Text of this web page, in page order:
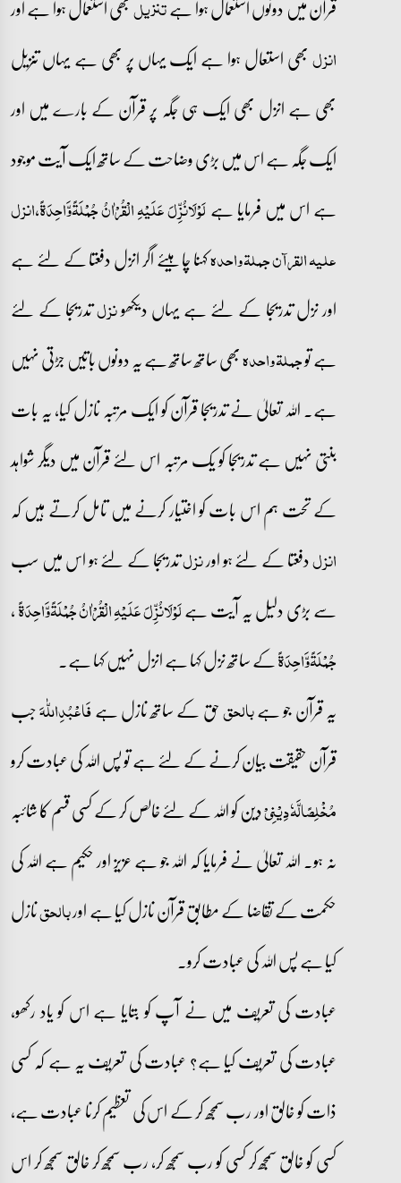
تنزیل
انزلبھی استعال ہوا ہے ایک یہاں پر بھی ہے یہاں تنزیل
بھی ہے انزل بھی ایک ہی جگہ پر قرآن کے بارے میں اور
ایک جگہ ہے اس میں بڑی وضاحت کے ساتھ ایک آیت موجود
ہے اس میں فرمایا ہےلَوْلَانُزِّلَ عَلَیْہِ الْقُرْاٰنُ جُمْلَۃًوَّاحِدَۃً،انزل
علیہ القرآن جملۃ واحدہکہنا چاہیئے اگر انزل دفعتا کے لئے ہے
اور نزل تدریجا کے لئے ہے یہاں دیکھونزلتدریجا کے لئے
ہے توجملۃ واحدہبھی ساتھ ساتھ ہے یہ دونوں باتیں جڑتی نہیں
ہے۔ اللہ تعالیٰ نے تدریجا قرآن کو ایک مرتبہ نازل کیا، یہ بات
بنتی نہیں ہے تدریجا کو یک مرتبہ اس لئے قرآن میں دیگر شواہد
کے تحت ہم اس بات کو اختیار کرنے میں تامل کرتے ہیں کہ
انزلدفعتا کے لئے ہو اورنزلتدریجا کے لئے ہو اس میں سب
سے بڑی دلیل یہ آیت ہےلَوْلَانُزِّلَ عَلَیْہِ الْقُرْاٰنُ جُمْلَۃًوَّاحِدَۃً،
جُمْلَۃًوَّاحِدَۃًکے ساتھ نزل کہا ہے انزل نہیں کہا ہے۔
یہ قرآن جو ہےبالحقحق کے ساتھ نازل ہےفَاعْبُدِاللّٰہَجب
قرآن حقیقت بیان کرنے کے لئے ہے تو پس اللہ کی عبادت کرو
مُخْلِصًالَّہٗ دِیْنِیْدین کو اللہ کے لئے خالص کر کے کسی قسم کا شائبہ
نہ ہو۔ اللہ تعالیٰ نے فرمایا کہ اللہ جو ہے عزیز اور حکیم ہے اللہ کی
حکمت کے تقاضا کے مطابق قرآن نازل کیا ہے اوربالحقنازل
کیا ہے پس اللہ کی عبادت کرو۔
عبادت کی تعریف میں نے آپ کو بتایا ہے اس کو یاد رکھو،
عبادت کی تعریف کیا ہے؟ عبادت کی تعریف یہ ہے کہ کسی
ذات کو خالق اور رب سمجھ کر کے اس کی تعظیم کرنا عبادت ہے،
کسی کو خالق سمجھ کر کسی کو رب سمجھ کر، رب سمجھ کر خالق سمجھ کر اس